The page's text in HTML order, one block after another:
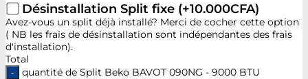
Désinstallation Split fixe (+10.000CFA)
Avez-vous un split déjà installé? Merci de cocher cette option
( NB les frais de désinstallation sont indépendantes des frais
d'installation).
Total
quantité de Split Beko BAVOT 090NG - 9000 BTU